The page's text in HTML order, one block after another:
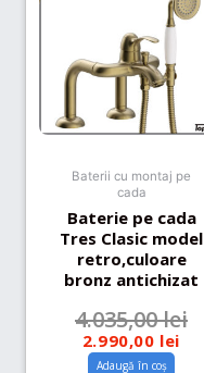
Baterii cu montaj pe
cada
Baterie pe cada
Tres Clasic model
retro,culoare
bronz antichizat
4.035,00lei
2.990,00 lei
Adaugă în coș